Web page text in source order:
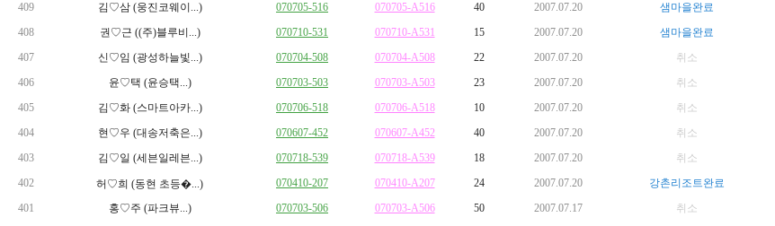
409 김♡삼 (웅진코웨이...) 070705-516 070705-A516 40 2007.07.20 샘마을완료
408 권♡근 ((주)블루비...) 070710-531 070710-A531 15 2007.07.20 샘마을완료
407 신♡임 (광성하늘빛...) 070704-508 070704-A508 22 2007.07.20 취소
406 윤♡택 (윤승택...) 070703-503 070703-A503 23 2007.07.20 취소
405 김♡화 (스마트아카...) 070706-518 070706-A518 10 2007.07.20 취소
404 현♡우 (대송저축은...) 070607-452 070607-A452 40 2007.07.20 취소
403 김♡일 (세븐일레븐...) 070718-539 070718-A539 18 2007.07.20 취소
402 허♡희 (동현 초등�...) 070410-207 070410-A207 24 2007.07.20 강촌리조트완료
401 홍♡주 (파크뷰...) 070703-506 070703-A506 50 2007.07.17 취소